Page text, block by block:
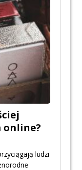
online?
ludzi